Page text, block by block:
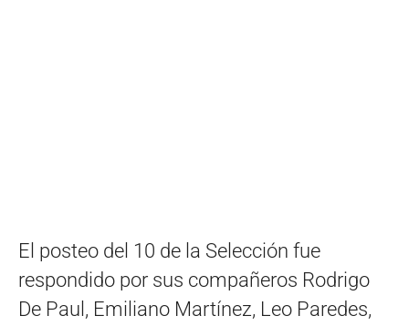
El posteo del 10 de la Selección fue
respondido por sus compañeros Rodrigo
De Paul, Emiliano Martínez, Leo Paredes,